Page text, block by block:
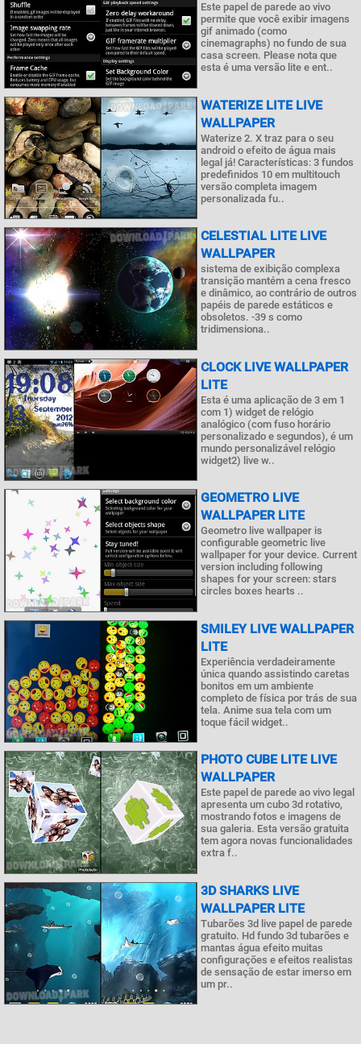
Este papel de parede ao vivo
permite que você exibir imagens
gif animado (como
cinemagraphs) no fundo de sua
casa screen. Please nota que
esta é uma versão lite e ent..
WATERIZE LITE LIVE
WALLPAPER
Waterize 2. X traz para o seu
android o efeito de água mais
legal já! Características: 3 fundos
predefinidos 10 em multitouch
versão completa imagem
personalizada fu..
CELESTIAL LITE LIVE
WALLPAPER
sistema de exibição complexa
transição mantém a cena fresco
e dinâmico, ao contrário de outros
papéis de parede estáticos e
obsoletos. -39 s como
tridimensiona..
CLOCK LIVE WALLPAPER
LITE
Esta é uma aplicação de 3 em 1
com 1) widget de relógio
analógico (com fuso horário
personalizado e segundos), é um
mundo personalizável relógio
widget2) live w..
GEOMETRO LIVE
WALLPAPER LITE
Geometro live wallpaper is
configurable geometric live
wallpaper for your device. Current
version including following
shapes for your screen: stars
circles boxes hearts ..
SMILEY LIVE WALLPAPER
LITE
Experiência verdadeiramente
única quando assistindo caretas
bonitos em um ambiente
completo de física por trás de sua
tela. Anime sua tela com um
toque fácil widget..
PHOTO CUBE LITE LIVE
WALLPAPER
Este papel de parede ao vivo legal
apresenta um cubo 3d rotativo,
mostrando fotos e imagens de
sua galeria. Esta versão gratuita
tem agora novas funcionalidades
extra f..
3D SHARKS LIVE
WALLPAPER LITE
Tubarões 3d live papel de parede
gratuito. Hd fundo 3d tubarões e
mantas água efeito muitas
configurações e efeitos realistas
de sensação de estar imerso em
um pr..